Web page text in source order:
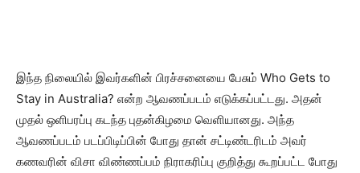
இந்த நிலையில் இவர்களின் பிரச்சனையை பேசும் Who Gets to
Stay in Australia? என்ற ஆவணப்படம் எடுக்கப்பட்டது. அதன்
முதல் ஒளிபரப்பு கடந்த புதன்கிழமை வெளியானது. அந்த
ஆவணப்படம் படப்பிடிப்பின் போது தான் சட்டிண்டரிடம் அவர்
கணவரின் விசா விண்ணப்பம் நிராகரிப்பு குறித்து கூறப்பட்ட போது